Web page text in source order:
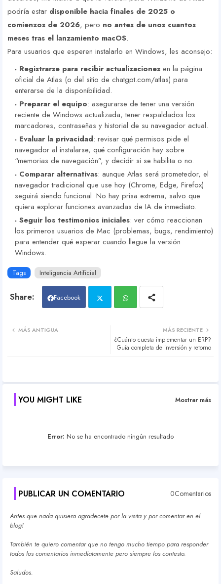
podría estar disponible hacia finales de 2025 o
comienzos de 2026, pero no antes de unos cuantos
meses tras el lanzamiento macOS.
Para usuarios que esperen instalarlo en Windows, les aconsejo:
Registrarse para recibir actualizaciones en la página
oficial de Atlas (o del sitio de chatgpt.com/atlas) para
enterarse de la disponibilidad.
Preparar el equipo: asegurarse de tener una versión
reciente de Windows actualizada, tener respaldados los
marcadores, contraseñas y historial de su navegador actual.
Evaluar la privacidad: revisar qué permisos pide el
navegador al instalarse, qué configuración hay sobre
“memorias de navegación”, y decidir si se habilita o no.
Comparar alternativas: aunque Atlas será prometedor, el
navegador tradicional que use hoy (Chrome, Edge, Firefox)
seguirá siendo funcional. No hay prisa extrema, salvo que
quiera explorar funciones avanzadas de IA de inmediato.
Seguir los testimonios iniciales: ver cómo reaccionan
los primeros usuarios de Mac (problemas, bugs, rendimiento)
para entender qué esperar cuando llegue la versión
Windows.
Tags Inteligencia Artificial
Facebook
atsa
MÁS RECIENTE
¿Cuánto cuesta implementar un ERP?
Guía completa de inversión y retorno
MÁS ANTIGUA
YOU MIGHT LIKE Mostrar más
Error: No se ha encontrado ningún resultado
PUBLICAR UN COMENTARIO 0Comentarios
Antes que nada quisiera agradecete por la visita y por comentar en el
blog!
También te quiero comentar que no tengo mucho tiempo para responder
todos los comentarios inmediatamente pero siempre los contesto.
Saludos.